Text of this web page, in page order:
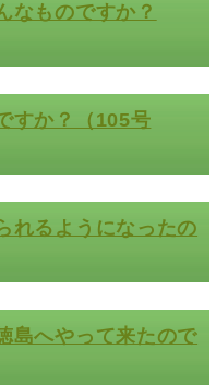
なものですか？
すか？（105号
れるようになったの
島へやって来たので